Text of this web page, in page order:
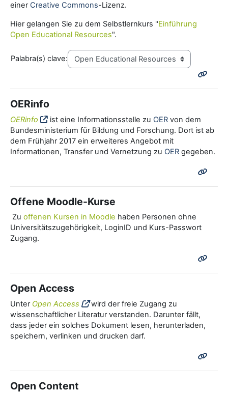
einer Creative Commons-Lizenz.
Hier gelangen Sie zu dem Selbstlernkurs "Einführung
Open Educational Resources".
Palabra(s) clave:
OERinfo
OERinfo ist eine Informationsstelle zu OER von dem
Bundesministerium für Bildung und Forschung. Dort ist ab
dem Frühjahr 2017 ein erweiteres Angebot mit
Informationen, Transfer und Vernetzung zu OER gegeben.
Offene Moodle-Kurse
Zu offenen Kursen in Moodle haben Personen ohne
Universitätszugehörigkeit, LoginID und Kurs-Passwort
Zugang.
Open Access
Unter Open Access
wird der freie Zugang zu
wissenschaftlicher Literatur verstanden. Darunter fällt,
dass jeder ein solches Dokument lesen, herunterladen,
speichern, verlinken und drucken darf.
Open Content